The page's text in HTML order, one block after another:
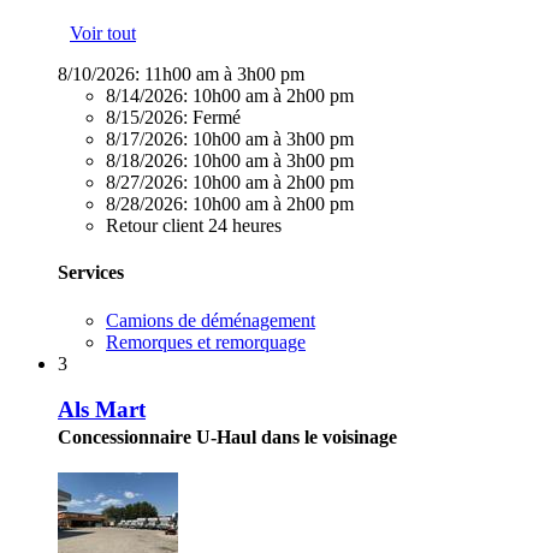
Voir tout
8/10/2026: 11h00 am à 3h00 pm
8/14/2026: 10h00 am à 2h00 pm
8/15/2026: Fermé
8/17/2026: 10h00 am à 3h00 pm
8/18/2026: 10h00 am à 3h00 pm
8/27/2026: 10h00 am à 2h00 pm
8/28/2026: 10h00 am à 2h00 pm
Retour client 24 heures
Services
Camions de déménagement
Remorques et remorquage
3
Als Mart
Concessionnaire U-Haul dans le voisinage